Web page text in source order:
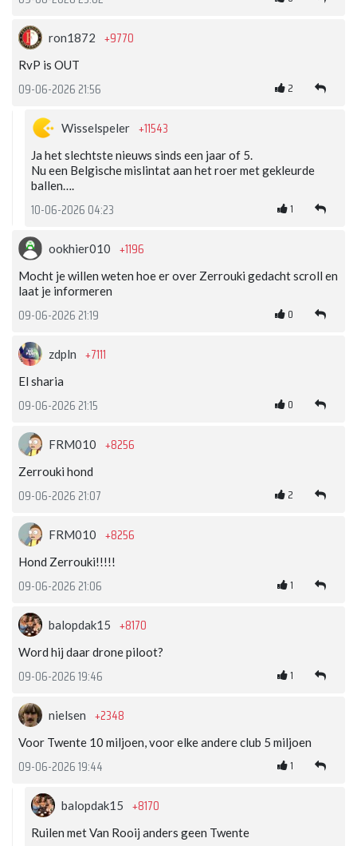
ron1872 +9770
RvP is OUT
09-06-2026 21:56 2
Wisselspeler +11543
Ja het slechtste nieuws sinds een jaar of 5.
Nu een Belgische mislintat aan het roer met gekleurde
ballen….
10-06-2026 04:23 1
ookhier010 +1196
Mocht je willen weten hoe er over Zerrouki gedacht scroll en
laat je informeren
09-06-2026 21:19 0
zdpln +7111
El sharia
09-06-2026 21:15 0
FRM010 +8256
Zerrouki hond
09-06-2026 21:07 2
FRM010 +8256
Hond Zerrouki!!!!!
09-06-2026 21:06 1
balopdak15 +8170
Word hij daar drone piloot?
09-06-2026 19:46 1
nielsen +2348
Voor Twente 10 miljoen, voor elke andere club 5 miljoen
09-06-2026 19:44 1
balopdak15 +8170
Ruilen met Van Rooij anders geen Twente